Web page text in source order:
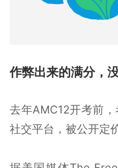
作弊出来的满分，
去年AMC12开考前
社交平台，被公开定